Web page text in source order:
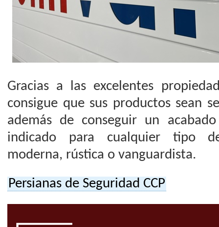
Gracias a las excelentes
consigue que sus productos sean
además de conseguir un
indicado para cualquier tipo
moderna, rústica o vanguardista.
Persianas de Seguridad CCP